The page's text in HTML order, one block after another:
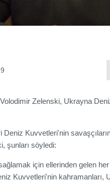
Zelenski, Ukrayna
Deniz Kuvvetleri'nin
şunları söyledi:
için ellerinden gelen
Kuvvetleri'nin kahramanları,